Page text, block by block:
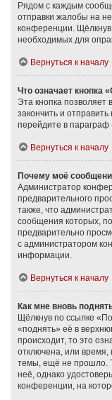
Рядом с каждым
отправки жалобы на
конференции. Щёлкнув
необходимых для
Вернуться к началу
Что означает кнопка
Эта кнопка позволяет
закончить и
перейдите в параграф
Вернуться к началу
Почему моё
Администратор
предварительного
также, что
сообщения которых,
предварительно
с администратором
информации.
Вернуться к началу
Как мне вновь
Щёлкнув по ссылке
«поднять» её в
происходит, то это
отключена, или время,
темы, ещё не прошло.
неё, однако
конференции, на